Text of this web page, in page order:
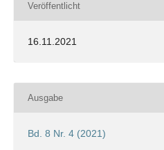
Veröffentlicht
16.11.2021
Ausgabe
Bd. 8 Nr. 4 (2021)